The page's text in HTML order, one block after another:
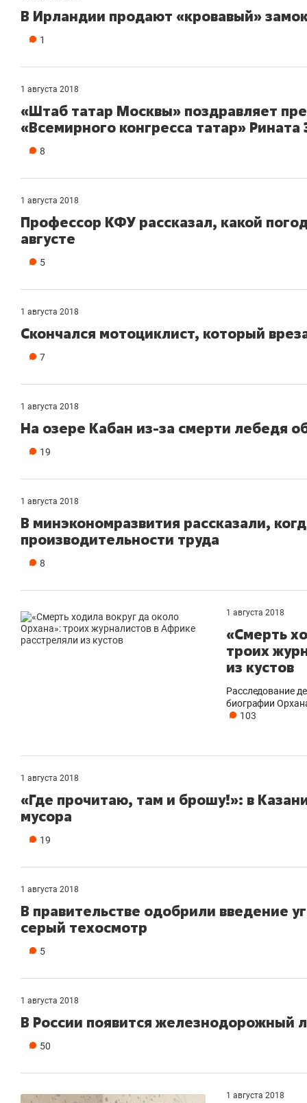
В Ирландии продают «кровавый»
1
1 августа 2018
«Штаб татар Москвы» поздравляет
«Всемирного конгресса татар»
8
1 августа 2018
Профессор КФУ рассказал, какой
августе
5
1 августа 2018
Скончался мотоциклист, который
7
1 августа 2018
На озере Кабан из-за смерти лебедя
19
1 августа 2018
В минэкономразвития рассказали,
производительности труда
8
1 августа 2018
«Смерть
троих
из кустов
Расследование
биографии
103
1 августа 2018
«Где прочитаю, там и брошу!»: в
мусора
19
1 августа 2018
В правительстве одобрили введение
серый техосмотр
5
1 августа 2018
В России появится железнодорожный
50
1 августа 2018